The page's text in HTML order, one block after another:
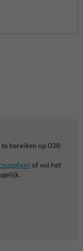
bereiken op 038-
of vul het